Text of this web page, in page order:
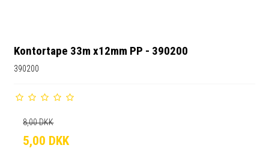
Kontortape 33m x12mm PP - 390200
390200
8,00 DKK
5,00 DKK